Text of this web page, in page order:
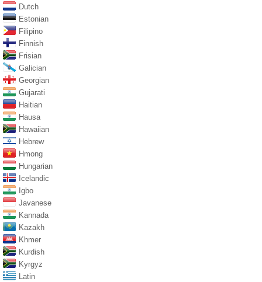
Dutch
Estonian
Filipino
Finnish
Frisian
Galician
Georgian
Gujarati
Haitian
Hausa
Hawaiian
Hebrew
Hmong
Hungarian
Icelandic
Igbo
Javanese
Kannada
Kazakh
Khmer
Kurdish
Kyrgyz
Latin